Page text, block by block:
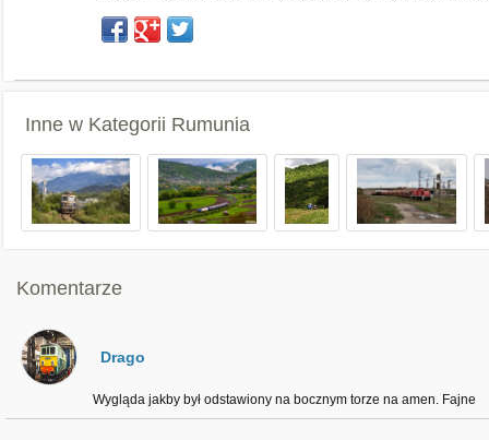
Inne w Kategorii Rumunia
Komentarze
Drago
Wygląda jakby był odstawiony na bocznym torze na amen. Fajne